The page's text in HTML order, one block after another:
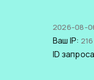
2026-08-
Ваш IP:
ID